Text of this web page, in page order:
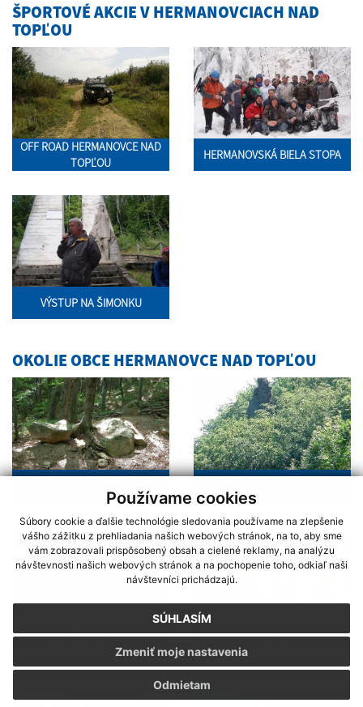
Používame cookies
Súbory cookie a ďalšie technológie sledovania používame na zlepšenie
vášho zážitku z prehliadania našich webových stránok, na to, aby sme
vám zobrazovali prispôsobený obsah a cielené reklamy, na analýzu
návštevnosti našich webových stránok a na pochopenie toho, odkiaľ naši
návštevníci prichádzajú.
SÚHLASÍM
Odmietam
Zmeniť moje nastavenia
ŠPORTOVÉ AKCIE V HERMANOVCIACH NAD
TOPĽOU
OFF ROAD HERMANOVCE NAD
TOPĽOU
HERMANOVSKÁ BIELA STOPA
VÝSTUP NA ŠIMONKU
OKOLIE OBCE HERMANOVCE NAD TOPĽOU
SOKOLIA SKALA ŠIMONKA